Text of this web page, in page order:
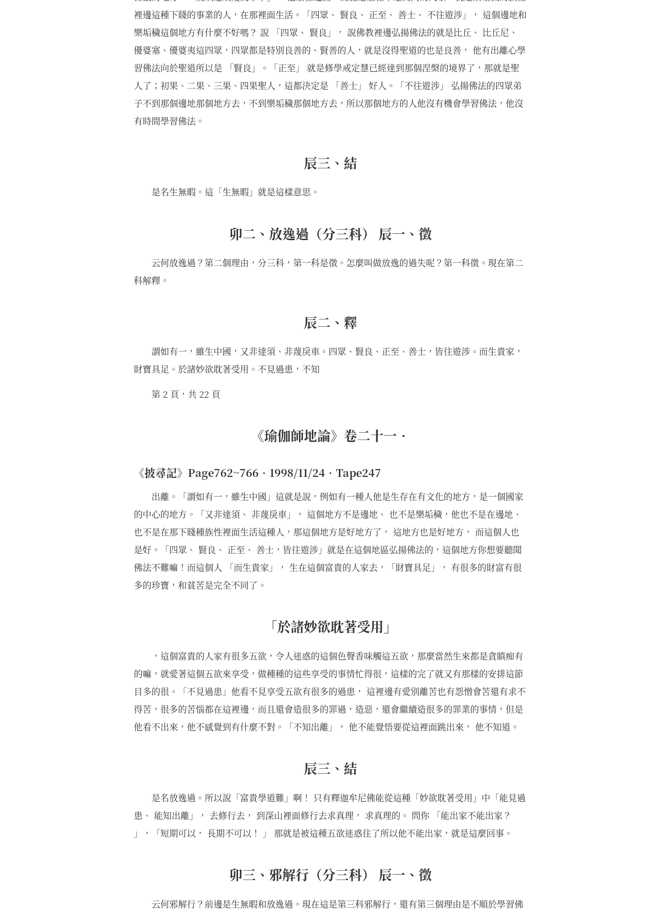
裡邊這種下賤的事業的人，在那裡面生活。「四眾、 賢良、 正至、 善士、 不往遊涉」， 這個邊地和
樂垢穢這個地方有什麼不好嗎？ 說 「四眾、 賢良」， 說佛教裡邊弘揚佛法的就是比丘、 比丘尼、
優婆塞、優婆夷這四眾，四眾都是特別良善的、賢善的人，就是沒得聖道的也是良善， 他有出離心學
習佛法向於聖道所以是 「賢良」。「正至」 就是修學戒定慧已經達到那個涅槃的境界了，那就是聖
人了；初果、二果、三果、四果聖人，這都決定是 「善士」 好人。「不往遊涉」 弘揚佛法的四眾弟
子不到那個邊地那個地方去，不到樂垢穢那個地方去，所以那個地方的人他沒有機會學習佛法，他沒
有時間學習佛法。
辰三、結
是名生無暇。這「生無暇」就是這樣意思。
卯二、放逸過（分三科） 辰一、徵
云何放逸過？第二個理由，分三科，第一科是徵。怎麼叫做放逸的過失呢？第一科徵。現在第二
科解釋。
辰二、釋
謂如有一，雖生中國，又非達須、非蔑戾車。四眾、賢良、正至、善士，皆往遊涉。而生貴家，
財寶具足。於諸妙欲耽著受用。不見過患，不知
第 2 頁，共 22 頁
《瑜伽師地論》卷二十一•
《披尋記》Page762~766•1998/11/24•Tape247
出離。「謂如有一，雖生中國」這就是說，例如有一種人他是生存在有文化的地方，是一個國家
的中心的地方。「又非達須、 非蔑戾車」， 這個地方不是邊地、 也不是樂垢穢，他也不是在邊地、
也不是在那下賤種族性裡面生活這種人，那這個地方是好地方了， 這地方也是好地方， 而這個人也
是好。「四眾、 賢良、 正至、 善士，皆往遊涉」就是在這個地區弘揚佛法的，這個地方你想要聽聞
佛法不難嘛！而這個人 「而生貴家」， 生在這個富貴的人家去，「財寶具足」， 有很多的財富有很
多的珍寶，和貧苦是完全不同了。
「於諸妙欲耽著受用」
，這個富貴的人家有很多五欲，令人迷惑的這個色聲香味觸這五欲，那麼當然生來都是貪瞋痴有
的嘛，就愛著這個五欲來享受，做種種的這些享受的事情忙得很，這樣的完了就又有那樣的安排這節
目多的很。「不見過患」他看不見享受五欲有很多的過患， 這裡邊有愛別離苦也有怨憎會苦還有求不
得苦，很多的苦惱都在這裡邊，而且還會造很多的罪過，造惡，還會繼續造很多的罪業的事情，但是
他看不出來，他不感覺到有什麼不對。「不知出離」， 他不能覺悟要從這裡面跳出來， 他不知道。
辰三、結
是名放逸過。所以說「富貴學道難」啊！ 只有釋迦牟尼佛能從這種「妙欲耽著受用」中「能見過
患、 能知出離」， 去修行去， 到深山裡面修行去求真理， 求真理的。 問你 「能出家不能出家？
」，「短期可以， 長期不可以！ 」 那就是被這種五欲迷惑住了所以他不能出家，就是這麼回事。
卯三、邪解行（分三科） 辰一、徵
云何邪解行？前邊是生無暇和放逸過。現在這是第三科邪解行，還有第三個理由是不順於學習佛